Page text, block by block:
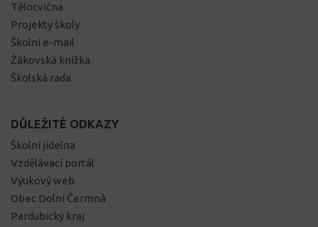
Tělocvična
Projekty školy
Školní e-mail
Žákovská knížka
Školská rada
DŮLEŽITÉ ODKAZY
Školní jídelna
Vzdělávací portál
Výukový web
Obec Dolní Čermná
Pardubický kraj